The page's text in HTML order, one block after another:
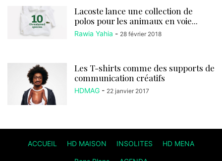
Lacoste lance une collection de
polos pour les animaux en voie...
Rawia Yahia - 28 février 2018
Les T-shirts comme des supports de
communication créatifs
HDMAG - 22 janvier 2017
ACCUEIL HD MAISON INSOLITES HD MENA